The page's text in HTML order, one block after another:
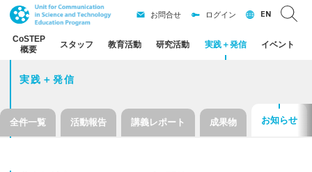
CoSTEP
概要
スタッフ 教育活動 研究活動 実践＋発信 イベント
お問合せ ログイン EN
実践＋発信
全件一覧 活動報告 講義レポート 成果物 お知らせ